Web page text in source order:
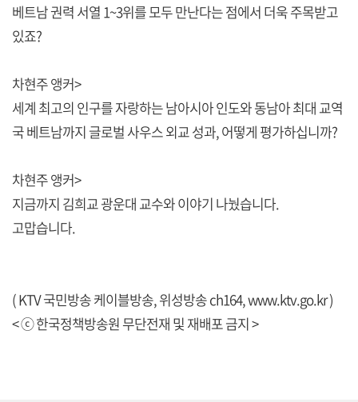
베트남 권력 서열 1~3위를 모두 만난다는 점에서 더욱 주목받고
있죠?
차현주 앵커>
세계 최고의 인구를 자랑하는 남아시아 인도와 동남아 최대 교역
국 베트남까지 글로벌 사우스 외교 성과, 어떻게 평가하십니까?
차현주 앵커>
지금까지 김희교 광운대 교수와 이야기 나눴습니다.
고맙습니다.
( KTV 국민방송 케이블방송, 위성방송 ch164,www.ktv.go.kr)
< ⓒ 한국정책방송원 무단전재 및 재배포 금지 >